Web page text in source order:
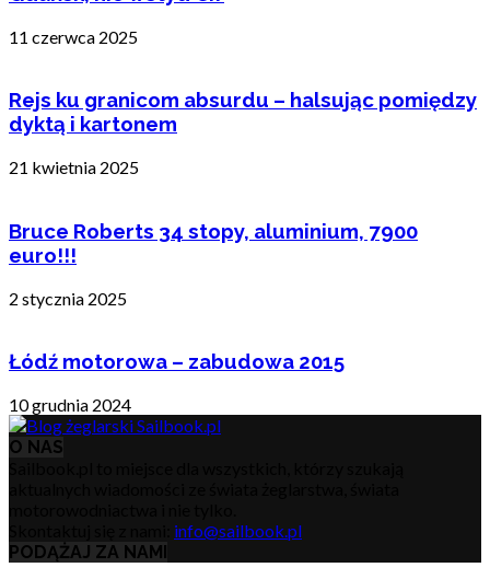
11 czerwca 2025
Rejs ku granicom absurdu – halsując pomiędzy
dyktą i kartonem
21 kwietnia 2025
Bruce Roberts 34 stopy, aluminium, 7900
euro!!!
2 stycznia 2025
Łódź motorowa – zabudowa 2015
10 grudnia 2024
O NAS
info@sailbook.pl
PODĄŻAJ ZA NAMI